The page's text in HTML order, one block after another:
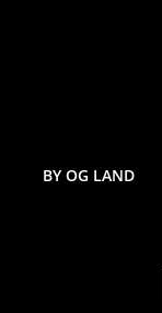
BY OG LAND